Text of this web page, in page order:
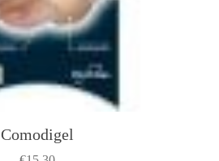
Comodigel